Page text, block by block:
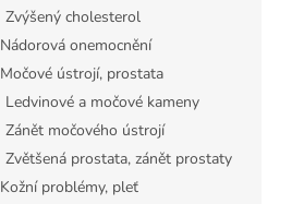
Zvýšený cholesterol
Nádorová onemocnění
Močové ústrojí, prostata
Ledvinové a močové kameny
Zánět močového ústrojí
Zvětšená prostata, zánět prostaty
Kožní problémy, pleť